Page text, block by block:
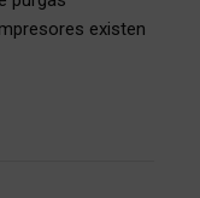
existen